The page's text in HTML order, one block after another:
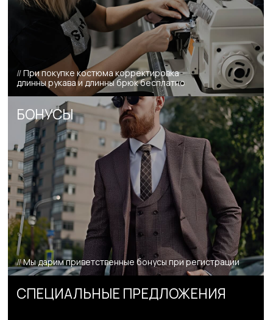
Зарегистрируйтесь в программе лояльности
и начните получать бонусы за покупки
СЛЕДИ ЗА СТИЛЕМ
Подписывайся на наш телеграм-канал
и получи бесплатно свой чек-лист по стилю!
ИДЕИ ДЛЯ ПОДАРКОВ
Подарочные сертификаты
Подарочные наборы с любым наполнением